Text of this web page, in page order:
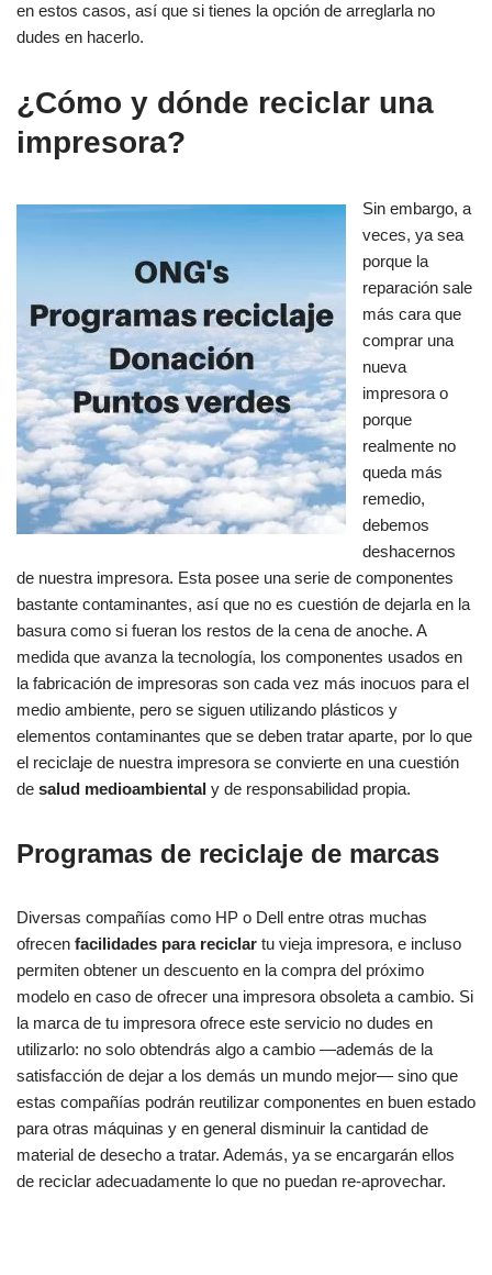
en estos casos, así que si tienes la opción de arreglarla no
dudes en hacerlo.
¿Cómo y dónde reciclar una
impresora?
Sin embargo, a
veces, ya sea
porque la
reparación sale
más cara que
comprar una
nueva
impresora o
porque
realmente no
queda más
remedio,
debemos
deshacernos
de nuestra impresora. Esta posee una serie de componentes
bastante contaminantes, así que no es cuestión de dejarla en la
basura como si fueran los restos de la cena de anoche. A
medida que avanza la tecnología, los componentes usados en
la fabricación de impresoras son cada vez más inocuos para el
medio ambiente, pero se siguen utilizando plásticos y
elementos contaminantes que se deben tratar aparte, por lo que
el reciclaje de nuestra impresora se convierte en una cuestión
de salud medioambiental y de responsabilidad propia.
Programas de reciclaje de marcas
Diversas compañías como HP o Dell entre otras muchas
ofrecen facilidades para reciclar tu vieja impresora, e incluso
permiten obtener un descuento en la compra del próximo
modelo en caso de ofrecer una impresora obsoleta a cambio. Si
la marca de tu impresora ofrece este servicio no dudes en
utilizarlo: no solo obtendrás algo a cambio —además de la
satisfacción de dejar a los demás un mundo mejor— sino que
estas compañías podrán reutilizar componentes en buen estado
para otras máquinas y en general disminuir la cantidad de
material de desecho a tratar. Además, ya se encargarán ellos
de reciclar adecuadamente lo que no puedan re-aprovechar.